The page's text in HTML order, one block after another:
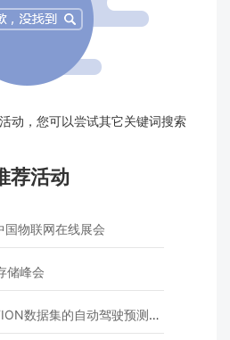
动，您可以尝试其它关键词搜索
荐活动
物联网在线展会
储峰会
据集的自动驾驶预测模型挑战赛